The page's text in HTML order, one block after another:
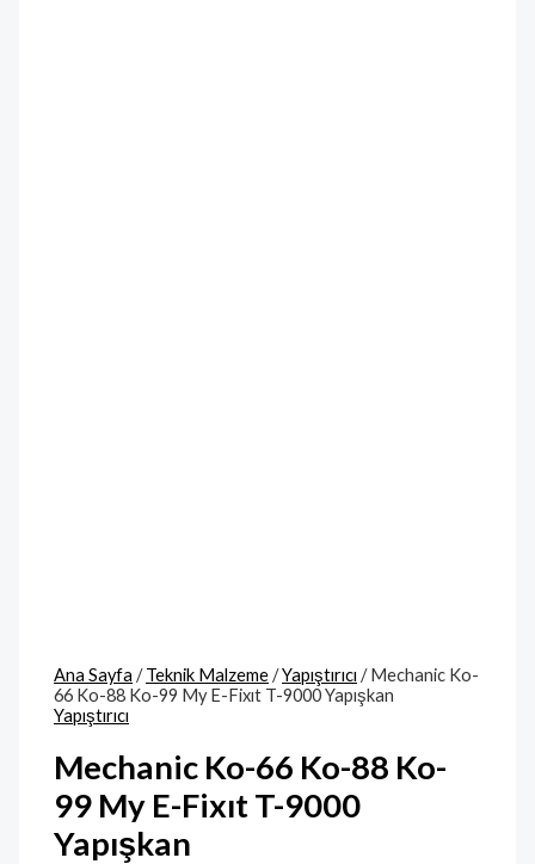
Ana Sayfa /Teknik Malzeme/Yapıştırıcı / Mechanic Ko-
66 Ko-88 Ko-99 My E-Fixıt T-9000 Yapışkan
Yapıştırıcı
Mechanic Ko-66 Ko-88 Ko-
99 My E-Fixıt T-9000
Yapışkan